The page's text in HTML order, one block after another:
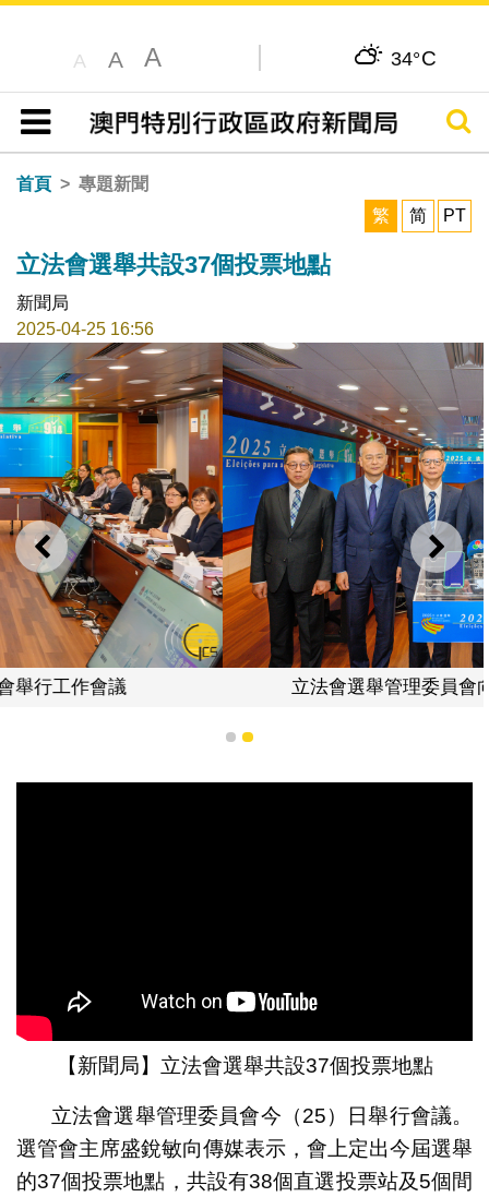
A A A 34°C
目錄
搜尋
首頁
專題新聞
繁
简 PT
立法會選舉共設37個投票地點
新聞局
2025-04-25 16:56
上一則 下一
立法會選舉管理委員會向傳媒介紹選務工作
1 2
【新聞局】立法會選舉共設37個投票地點
立法會選舉管理委員會今（25）日舉行會議。
選管會主席盛銳敏向傳媒表示，會上定出今屆選舉
的37個投票地點，共設有38個直選投票站及5個間